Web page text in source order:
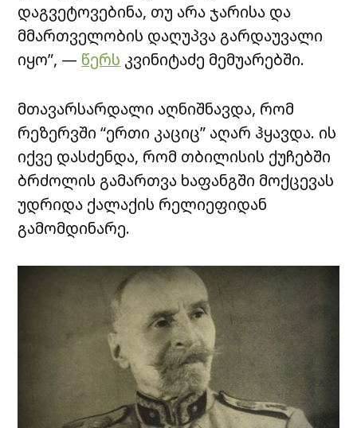
დაგვეტოვებინა, თუ არა ჯარისა და
მმართველობის დაღუპვა გარდაუვალი
იყო”, — წერს კვინიტაძე მემუარებში.
მთავარსარდალი აღნიშნავდა, რომ
რეზერვში “ერთი კაციც” აღარ ჰყავდა. ის
იქვე დასძენდა, რომ თბილისის ქუჩებში
ბრძოლის გამართვა ხაფანგში მოქცევას
უდრიდა ქალაქის რელიეფიდან
გამომდინარე.